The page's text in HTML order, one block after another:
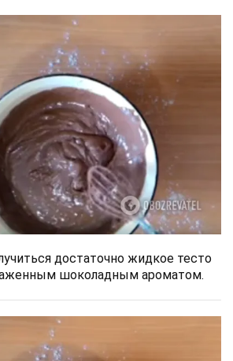
достаточно жидкое тесто
шоколадным ароматом.